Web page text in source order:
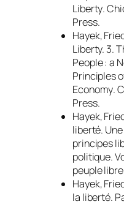
Liberty.
Press.
Hayek,
Liberty. 3.
People : a
Principles
Economy.
Press.
Hayek,
liberté.
principes
politique.
peuple libre
Hayek,
la liberté.